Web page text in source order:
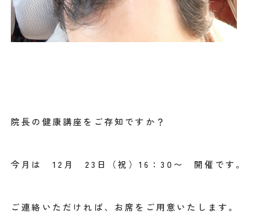
院長の健康講座をご存知ですか？
今月は 12月 23日（祝）16：30〜 開催です。
ご連絡いただければ、お席をご用意いたします。